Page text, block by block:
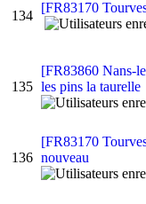
134
[FR83170
135
[FR83860 Nans-
les pins la taurelle
136
[FR83170
nouveau